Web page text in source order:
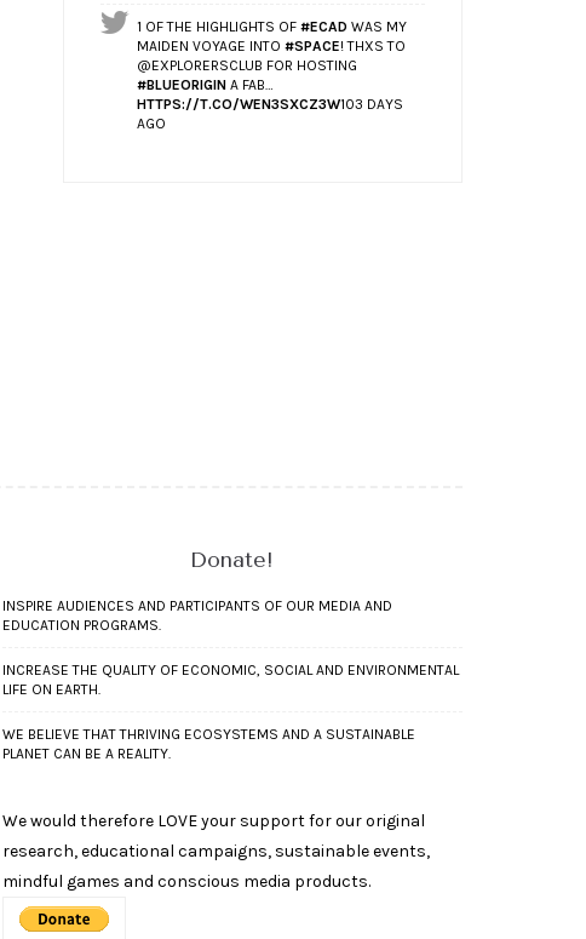
1 OF THE HIGHLIGHTS OF #ECAD WAS MY
MAIDEN VOYAGE INTO #SPACE! THXS TO
@EXPLORERSCLUB FOR HOSTING
#BLUEORIGIN A FAB…
HTTPS://T.CO/WEN3SXCZ3W103 DAYS
AGO
Donate!
INSPIRE AUDIENCES AND PARTICIPANTS OF OUR MEDIA AND
EDUCATION PROGRAMS.
INCREASE THE QUALITY OF ECONOMIC, SOCIAL AND ENVIRONMENTAL
LIFE ON EARTH.
WE BELIEVE THAT THRIVING ECOSYSTEMS AND A SUSTAINABLE
PLANET CAN BE A REALITY.
We would therefore LOVE your support for our original
research, educational campaigns, sustainable events,
mindful games and conscious media products.